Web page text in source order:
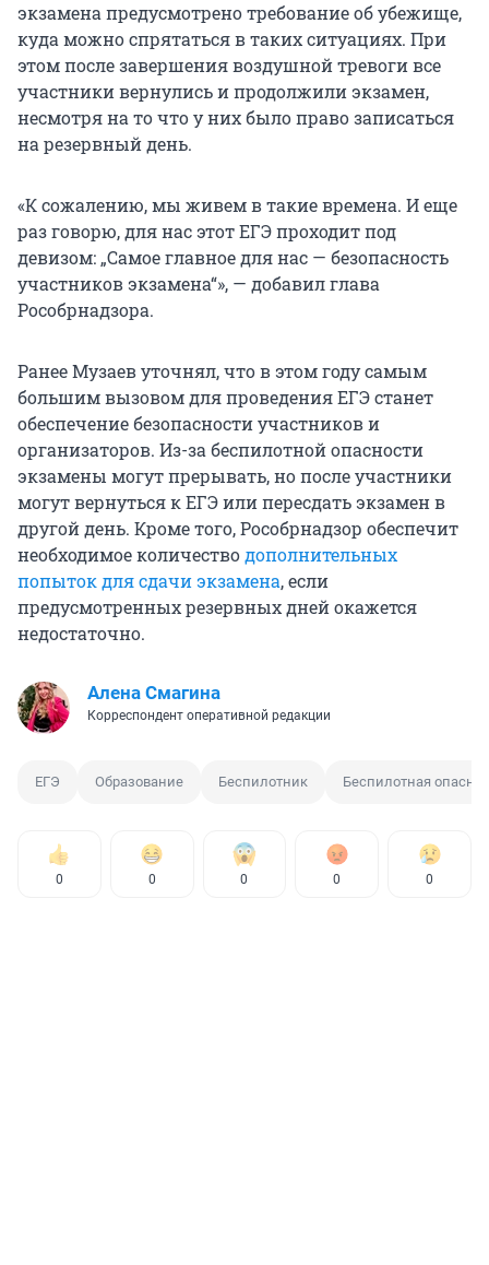
экзамена предусмотрено требование об убежище,
куда можно спрятаться в таких ситуациях. При
этом после завершения воздушной тревоги все
участники вернулись и продолжили экзамен,
несмотря на то что у них было право записаться
на резервный день.
«К сожалению, мы живем в такие времена. И еще
раз говорю, для нас этот ЕГЭ проходит под
девизом: „Самое главное для нас — безопасность
участников экзамена“», — добавил глава
Рособрнадзора.
Ранее Музаев уточнял, что в этом году самым
большим вызовом для проведения ЕГЭ станет
обеспечение безопасности участников и
организаторов. Из-за беспилотной опасности
экзамены могут прерывать, но после участники
могут вернуться к ЕГЭ или пересдать экзамен в
другой день. Кроме того, Рособрнадзор обеспечит
необходимое количестводополнительных
попыток для сдачи экзамена, если
предусмотренных резервных дней окажется
недостаточно.
Алена Смагина
Корреспондент оперативной редакции
ЕГЭ Образование Беспилотник Беспилотная
0 0 0 0 0